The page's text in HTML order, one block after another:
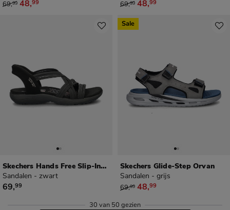
van € 69,99 voor € 48,99
69,99 48,99 van € 69,99 voor € 48,99
69,99 48,99
Skechers Hands Free Slip-Ins Reggae Slim
Sandalen - zwart
€ 69,99
69,99
Skechers Glide-Step Orvan
Sandalen - grijs
van € 69,99 voor € 48,99
69,99 48,99
Sale
30 van 50 gezien